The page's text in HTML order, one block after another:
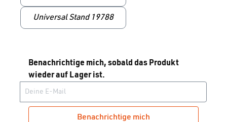
Universal Stand 19788
Benachrichtige mich, sobald das Produkt
wieder auf Lager ist.
Benachrichtige mich